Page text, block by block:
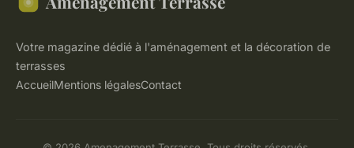
Votre magazine dédié à l'aménagement et la décoration de
terrasses
AccueilMentions légalesContact